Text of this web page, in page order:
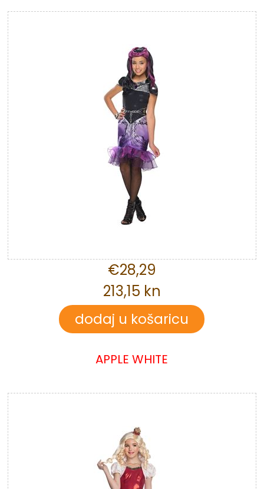
€28,29
213,15 kn
APPLE WHITE